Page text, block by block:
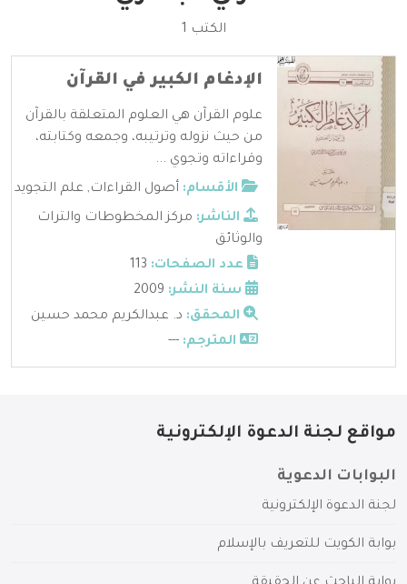
الكتب 1
الإدغام الكبير في القرآن
علوم القرآن هي العلوم المتعلقة بالقرآن
من حيث نزوله وترتيبه، وجمعه وكتابته،
وقراءاته وتجوي ...
الأقسام: أصول القراءات, علم التجويد
الناشر: مركز المخطوطات والتراث
والوثائق
عدد الصفحات:
سنة النشر:
المحقق: د. عبدالكريم محمد حسين
المترجم: ---
مواقع لجنة الدعوة الإلكترونية
البوابات الدعوية
لجنة الدعوة الإلكترونية
بوابة الكويت للتعريف بالإسلام